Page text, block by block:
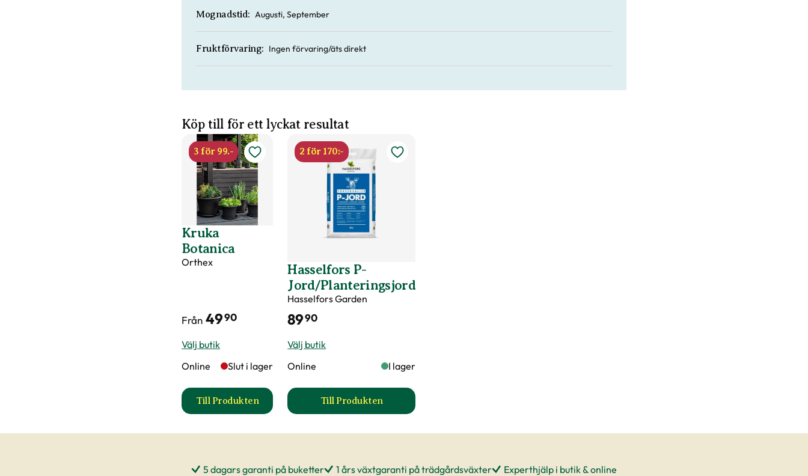
Mognadstid: Augusti, September
Fruktförvaring: Ingen förvaring/äts direkt
Köp till för ett lyckat resultat
3 för 99.-
Kruka
Botanica
Orthex
Från 4990
Välj butik
Online
Slut i lager
Till Produkten
till Kruka Botanica produktsida
2 för 170:-
Hasselfors P-
Jord/Planteringsjord
Hasselfors Garden
8990
Välj butik
Online
I lager
Till Produkten
till Hasselfors P-Jord/Planteringsjord produktsida
5 dagars garanti på buketter 1 års växtgaranti på trädgårdsväxter Experthjälp i butik & online